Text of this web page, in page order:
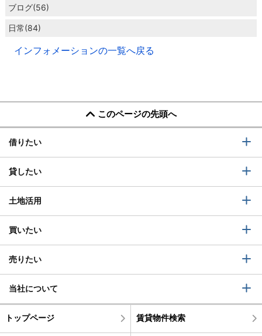
ブログ(56)
日常(84)
インフォメーションの一覧へ戻る
このページの先頭へ
借りたい
貸したい
土地活用
買いたい
売りたい
当社について
トップページ 賃貸物件検索